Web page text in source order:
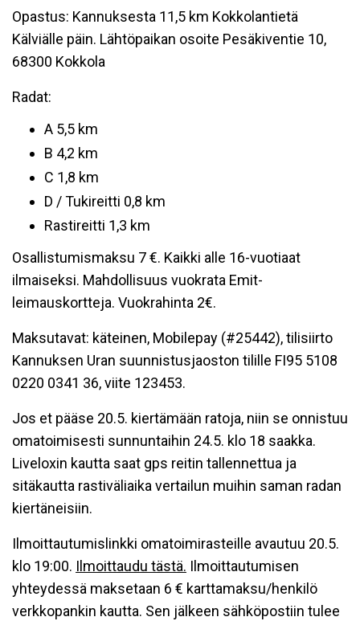
Opastus: Kannuksesta 11,5 km Kokkolantietä
Kälviälle päin. Lähtöpaikan osoite Pesäkiventie 10,
68300 Kokkola
Radat:
A 5,5 km
B 4,2 km
C 1,8 km
D / Tukireitti 0,8 km
Rastireitti 1,3 km
Osallistumismaksu 7 €. Kaikki alle 16-vuotiaat
ilmaiseksi. Mahdollisuus vuokrata Emit-
leimauskortteja. Vuokrahinta 2€.
Maksutavat: käteinen, Mobilepay (#25442), tilisiirto
Kannuksen Uran suunnistusjaoston tilille FI95 5108
0220 0341 36, viite 123453.
Jos et pääse 20.5. kiertämään ratoja, niin se onnistuu
omatoimisesti sunnuntaihin 24.5. klo 18 saakka.
Liveloxin kautta saat gps reitin tallennettua ja
sitäkautta rastiväliaika vertailun muihin saman radan
kiertäneisiin.
Ilmoittautumislinkki omatoimirasteille avautuu 20.5.
klo 19:00. Ilmoittaudu tästä. Ilmoittautumisen
yhteydessä maksetaan 6 € karttamaksu/henkilö
verkkopankin kautta. Sen jälkeen sähköpostiin tulee